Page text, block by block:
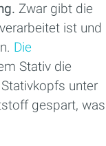
Zwar gibt die
ist und
Die
Stativ die
unter
gespart, was